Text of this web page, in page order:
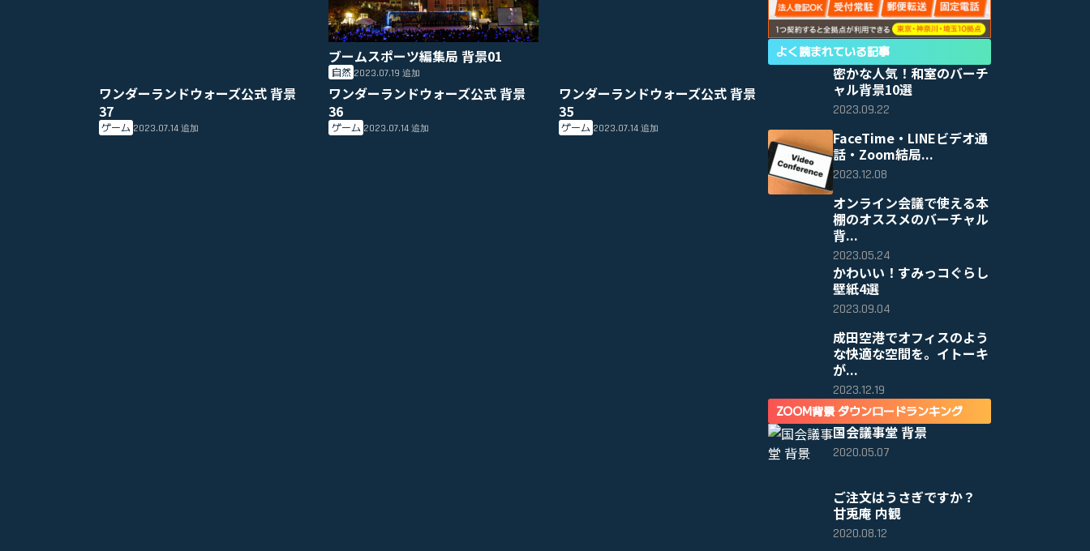
ブームスポーツ編集局 背景01
自然 2023.07.19 追加
ワンダーランドウォーズ公式 背景
37
ゲーム 2023.07.14追加
ワンダーランドウォーズ公式 背景
36
ゲーム 2023.07.14 追加
ワンダーランドウォーズ公式 背景
35
ゲーム 2023.07.14追加
よく読まれている記事
密かな人気！和室のバーチ
ャル背景10選
2023.09.22
FaceTime・LINEビデオ通
話・Zoom結局...
2023.12.08
オンライン会議で使える本
棚のオススメのバーチャル
背...
2023.05.24
かわいい！すみっコぐらし
壁紙4選
2023.09.04
成田空港でオフィスのよう
な快適な空間を。イトーキ
が...
2023.12.19
ZOOM背景 ダウンロードランキング
国会議事堂 背景
2020.05.07
ご注文はうさぎですか？
甘兎庵 内観
2020.08.12